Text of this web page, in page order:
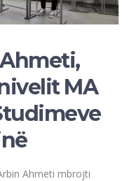
MA
Ahmeti mbrojti